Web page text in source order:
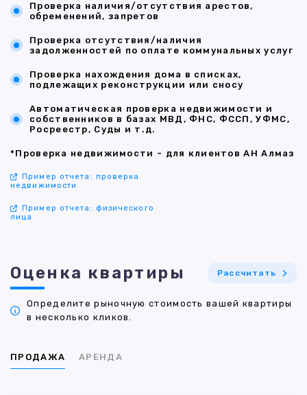
Проверка наличия/отсутствия арестов,
обременений, запретов
Проверка отсутствия/наличия
задолженностей по оплате коммунальных услуг
Проверка нахождения дома в списках,
подлежащих реконструкции или сносу
Автоматическая проверка недвижимости и
собственников в базах МВД, ФНС, ФССП, УФМС,
Росреестр, Суды и т.д.
*Проверка недвижимости - для клиентов АН Алмаз
Пример отчета: проверка
недвижимости
Пример отчета: физического
лица
Оценка квартиры Рассчитать
Определите рыночную стоимость вашей квартиры
в несколько кликов.
ПРОДАЖА АРЕНДА